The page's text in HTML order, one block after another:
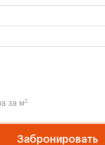
за м2
Забронировать